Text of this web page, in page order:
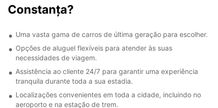
Constanța?
Uma vasta gama de carros de última geração para escolher.
Opções de aluguel flexíveis para atender às suas
necessidades de viagem.
Assistência ao cliente 24/7 para garantir uma experiência
tranquila durante toda a sua estadia.
Localizações convenientes em toda a cidade, incluindo no
aeroporto e na estação de trem.